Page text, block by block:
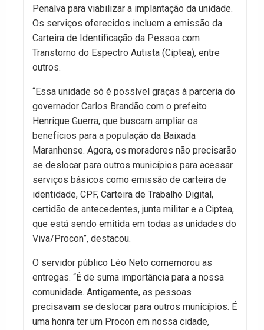
Penalva para viabilizar a implantação da unidade.
Os serviços oferecidos incluem a emissão da
Carteira de Identificação da Pessoa com
Transtorno do Espectro Autista (Ciptea), entre
outros.
“Essa unidade só é possível graças à parceria do
governador Carlos Brandão com o prefeito
Henrique Guerra, que buscam ampliar os
benefícios para a população da Baixada
Maranhense. Agora, os moradores não precisarão
se deslocar para outros municípios para acessar
serviços básicos como emissão de carteira de
identidade, CPF, Carteira de Trabalho Digital,
certidão de antecedentes, junta militar e a Ciptea,
que está sendo emitida em todas as unidades do
Viva/Procon”, destacou.
O servidor público Léo Neto comemorou as
entregas. “É de suma importância para a nossa
comunidade. Antigamente, as pessoas
precisavam se deslocar para outros municípios. É
uma honra ter um Procon em nossa cidade,